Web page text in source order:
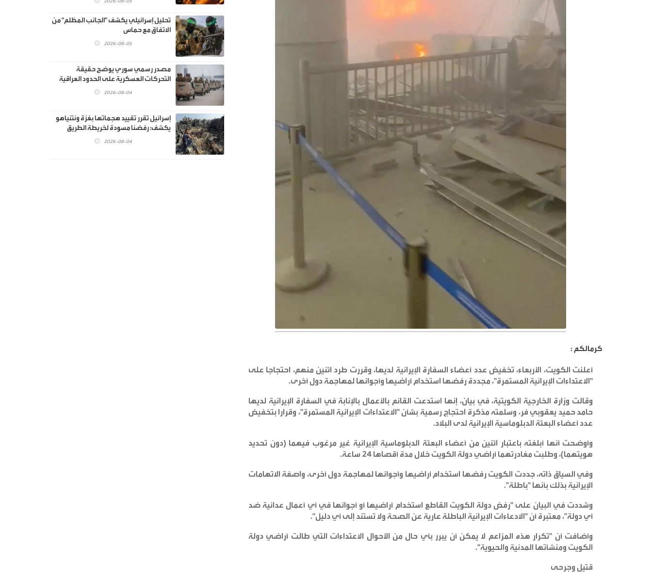
كرمالكم :
أعلنت الكويت، الأربعاء، تخفيض عدد أعضاء السفارة الإيرانية لديها، وقررت طرد اثنين منهم، احتجاجا على
"الاعتداءات الإيرانية المستمرة"، مجددة رفضها استخدام أراضيها وأجوائها لمهاجمة دول أخرى.
وقالت وزارة الخارجية الكويتية، في بيان، إنها استدعت القائم بالأعمال بالإنابة في السفارة الإيرانية لديها
حامد حميد يعقوبي فر، وسلمته مذكرة احتجاج رسمية بشأن "الاعتداءات الإيرانية المستمرة"، وقرارا بتخفيض
عدد أعضاء البعثة الدبلوماسية الإيرانية لدى البلاد.
وأوضحت أنها أبلغته باعتبار اثنين من أعضاء البعثة الدبلوماسية الإيرانية غير مرغوب فيهما (دون تحديد
هويتهما)، وطلبت مغادرتهما أراضي دولة الكويت خلال مدة أقصاها 24 ساعة
.
وفي السياق ذاته، جددت الكويت رفضها استخدام أراضيها وأجوائها لمهاجمة دول أخرى، واصفة الاتهامات
الإيرانية بذلك بأنها "باطلة".
وشددت في البيان على "رفض دولة الكويت القاطع استخدام أراضيها أو أجوائها في أي أعمال عدائية ضد
أي دولة"، معتبرة أن "الادعاءات الإيرانية الباطلة عارية عن الصحة ولا تستند إلى أي دليل".
وأضافت أن "تكرار هذه المزاعم لا يمكن أن يبرر بأي حال من الأحوال الاعتداءات التي طالت أراضي دولة
الكويت ومنشآتها المدنية والحيوية".
قتيل وجرحى
تحليل إسرائيلي يكشف "الجانب المظلم" من
الاتفاق مع حماس
2026-08-05
مصدر رسمي سوري يوضح حقيقة
التحركات العسكرية على الحدود العراقية
2026-08-04
إسرائيل تقرر تقييد هجماتها بغزة ونتنياهو
يكشف: رفضنا مسودة لخريطة الطريق
2026-08-04